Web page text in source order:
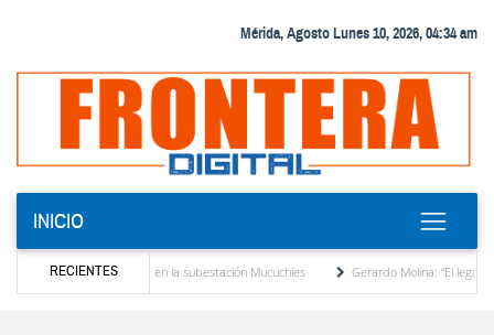
Mérida, Agosto Lunes 10, 2026, 04:34 am
INICIO
RECIENTES
de potencia en la subestación Mucuchies
Gerardo Molina: “El legado de